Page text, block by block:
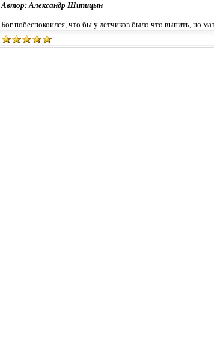
Автор: Александр Шипицын
Бог побеспокоился, что бы у летчиков было что выпить, но